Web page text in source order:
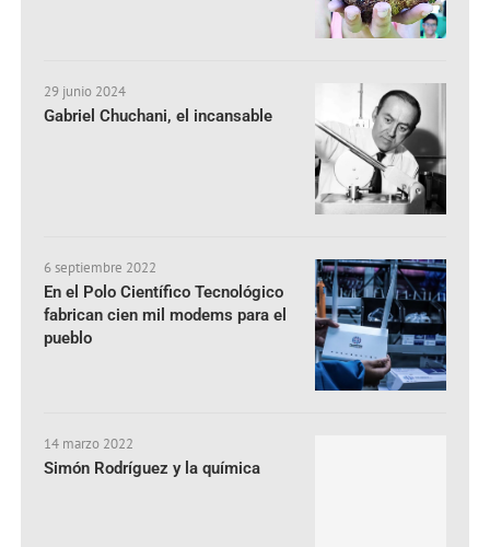
29 junio 2024
Gabriel Chuchani, el incansable
6 septiembre 2022
En el Polo Científico Tecnológico
fabrican cien mil modems para el
pueblo
14 marzo 2022
Simón Rodríguez y la química